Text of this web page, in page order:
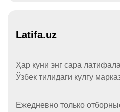
Latifa.uz
Ҳар куни энг сара
Ўзбек тилидаги кулгу
Ежедневно только